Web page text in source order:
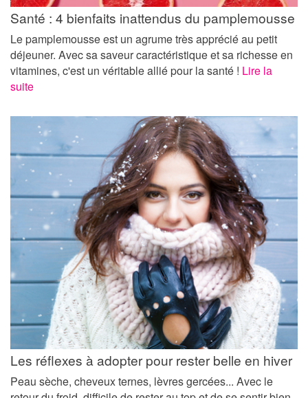
Santé : 4 bienfaits inattendus du pamplemousse
Le pamplemousse est un agrume très apprécié au petit
déjeuner. Avec sa saveur caractéristique et sa richesse en
vitamines, c'est un véritable allié pour la santé ! Lire la
suite
Les réflexes à adopter pour rester belle en hiver
Peau sèche, cheveux ternes, lèvres gercées... Avec le